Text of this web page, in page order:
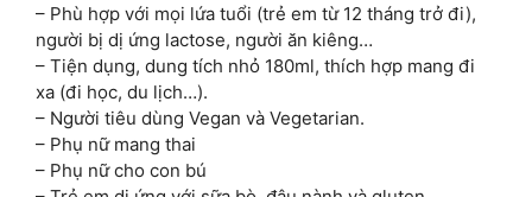
– Phù hợp với mọi lứa tuổi (trẻ em từ 12 tháng trở đi),
người bị dị ứng lactose, người ăn kiêng…
– Tiện dụng, dung tích nhỏ 180ml, thích hợp mang đi
xa (đi học, du lịch…).
– Người tiêu dùng Vegan và Vegetarian.
– Phụ nữ mang thai
– Phụ nữ cho con bú